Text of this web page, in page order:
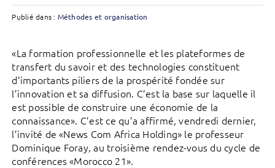
Publié dans : Méthodes et organisation
«La formation professionnelle et les plateformes de
transfert du savoir et des technologies constituent
d’importants piliers de la prospérité fondée sur
l’innovation et sa diffusion. C’est la base sur laquelle il
est possible de construire une économie de la
connaissance». C’est ce qu’a affirmé, vendredi dernier,
l’invité de «News Com Africa Holding» le professeur
Dominique Foray, au troisième rendez-vous du cycle de
conférences «Morocco 21».